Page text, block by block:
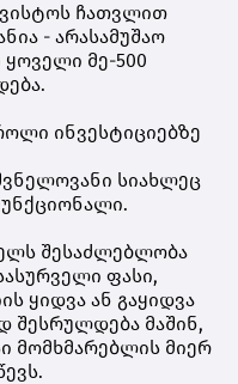
ჩათვლით
- არასამუშაო
მე-500
ინვესტიციებზე
სიახლეც
შესაძლებლობა
ფასი,
ყიდვა ან გაყიდვა
შესრულდება მაშინ,
მომხმარებლის მიერ